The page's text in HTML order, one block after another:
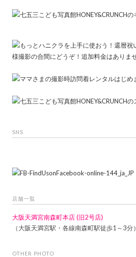
SNS
店舗一覧
大阪天満宮南森町本店 (旧2号店)
（大阪天満宮駅・各線南森町駅徒歩1～3分）
OTHER PHOTO